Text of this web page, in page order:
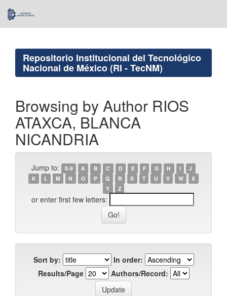
navigation
Repositorio Institucional del Tecnológico
Nacional de México (RI - TecNM)
Browsing by Author RIOS
ATAXCA, BLANCA
NICANDRIA
Jump to: 0-9 A B C D E F G H I
J
K
L M N O P Q R S T U V W
X
Y
Z
or enter first few letters:
Sort by:
In order:
Results/Page
Authors/Record: